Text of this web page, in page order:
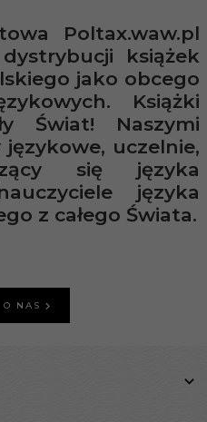
Poltax.waw.pl
książek
jako obcego
Książki
Świat! Naszymi
językowe, uczelnie,
się języka
języka
z całego Świata.
NAS